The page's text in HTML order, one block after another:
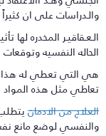
على ان كثيراً
المخدره لها
النفسيه وتوقعات
التي تعطي له هذا
مثل هذه المواد
من الادمانيتطلب
لوضع مانع